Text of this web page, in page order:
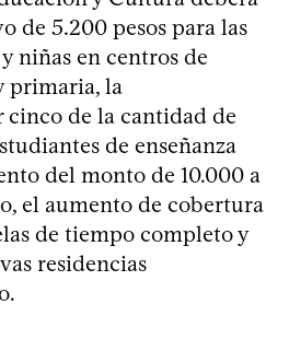
de 5.200 pesos para las
niñas en centros de
primaria, la
de la cantidad de
de enseñanza
del monto de 10.000 a
el aumento de cobertura
de tiempo completo y
residencias